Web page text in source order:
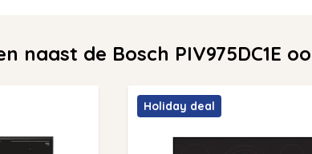
naast de Bosch PIV975DC1E
Holiday deal